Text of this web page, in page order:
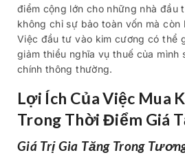
điểm cộng lớn cho những nhà đầu
không chỉ sự bảo toàn vốn mà còn
Việc đầu tư vào kim cương có thể
giảm thiểu nghĩa vụ thuế của mình
chính thông thường.
Lợi Ích Của Việc Mua
Trong Thời Điểm Giá
Giá Trị Gia Tăng Trong